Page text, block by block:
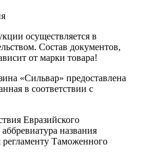
осуществляется в
Состав документов,
от марки товара!
«Сильвар» предоставлена
в соответствии с
Евразийского
названия
регламенту Таможенного